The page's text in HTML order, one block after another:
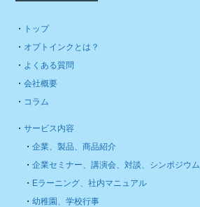
・
トップ
・ オプトインクとは？
・ よくある質問
・会社概要
・ コラム
・サービス内容
・企業、製品、商品紹介
・企業セミナー、講演会、対談、シンポジウム
・ Eラーニング、社内マニュアル
・幼稚園、学校行事